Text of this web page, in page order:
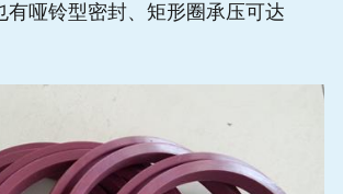
有哑铃型密封、矩形圈承压可达